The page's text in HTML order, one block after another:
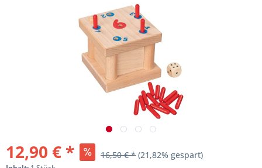
12,90 € * 16,50 € * (21,82% gespart)